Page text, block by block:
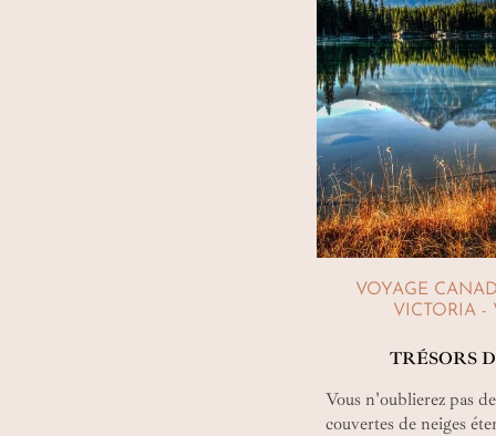
VOYAGE
VICTORIA -
TRÉSORS
Vous n'oublierez pas
couvertes de neiges